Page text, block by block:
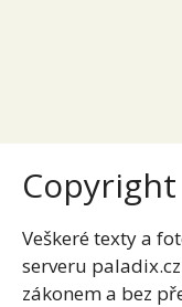
Copyright
Veškeré texty a
serveru
zákonem a bez